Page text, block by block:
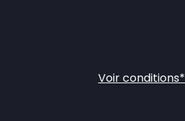
Voir conditions*